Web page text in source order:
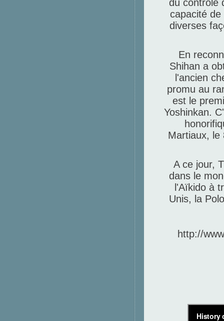
du contrôle
capacité
diverses
En
Shihan a
l'ancien
promu au
est le
Yoshinkan.
Martiaux, le
A ce jour,
dans le
l'Aïkido à
Unis, la
http://